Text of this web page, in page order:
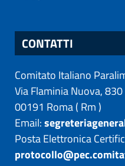
CONTATTI
Comitato Italiano
Via Flaminia Nuova, 830
00191 Roma( Rm)
Email:
Posta Elettronica